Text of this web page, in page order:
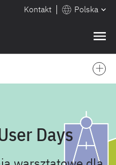
Kontakt Polska
❌
Days